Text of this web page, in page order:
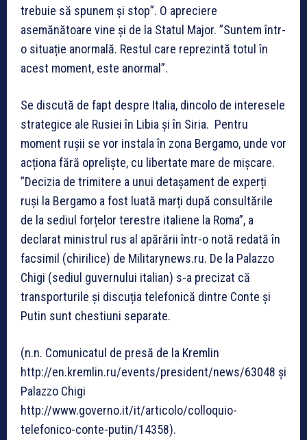
trebuie să spunem și stop”. O apreciere
asemănătoare vine și de la Statul Major. ”Suntem într-
o situație anormală. Restul care reprezintă totul în
acest moment, este anormal”.
Se discută de fapt despre Italia, dincolo de interesele
strategice ale Rusiei în Libia și în Siria. Pentru
moment rușii se vor instala în zona Bergamo, unde vor
acționa fără opreliște, cu libertate mare de mișcare.
”Decizia de trimitere a unui detașament de experți
ruși la Bergamo a fost luată marți după consultările
de la sediul forțelor terestre italiene la Roma”, a
declarat ministrul rus al apărării într-o notă redată în
facsimil (chirilice) de Militarynews.ru. De la Palazzo
Chigi (sediul guvernului italian) s-a precizat că
transporturile și discuția telefonică dintre Conte și
Putin sunt chestiuni separate.
(n.n. Comunicatul de presă de la Kremlin
http://en.kremlin.ru/events/president/news/63048 și
Palazzo Chigi
http://www.governo.it/it/articolo/colloquio-
telefonico-conte-putin/14358).